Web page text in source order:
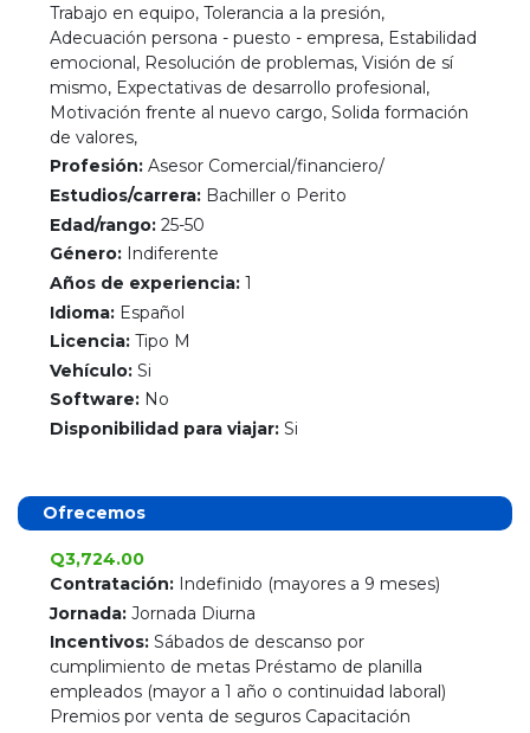
Trabajo en equipo, Tolerancia a la presión,
Adecuación persona - puesto - empresa, Estabilidad
emocional, Resolución de problemas, Visión de sí
mismo, Expectativas de desarrollo profesional,
Motivación frente al nuevo cargo, Solida formación
de valores,
Profesión: Asesor Comercial/financiero/
Estudios/carrera: Bachiller o Perito
Edad/rango: 25-50
Género: Indiferente
Años de experiencia: 1
Idioma: Español
Licencia: Tipo M
Vehículo: Si
Software: No
Disponibilidad para viajar: Si
Ofrecemos
Q3,724.00
Contratación: Indefinido (mayores a 9 meses)
Jornada: Jornada Diurna
Incentivos: Sábados de descanso por
cumplimiento de metas Préstamo de planilla
empleados (mayor a 1 año o continuidad laboral)
Premios por venta de seguros Capacitación